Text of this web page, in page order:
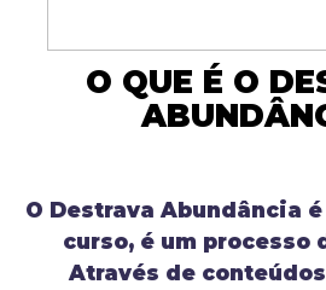
O QUE É O
O Destrava Abundância
curso, é um processo
Através de